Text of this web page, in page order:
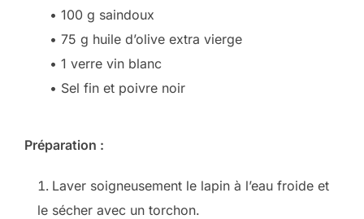
• 100 g saindoux
• 75 g huile d’olive extra vierge
• 1 verre vin blanc
• Sel fin et poivre noir
Préparation :
Laver soigneusement le lapin à l’eau froide et
le sécher avec un torchon.